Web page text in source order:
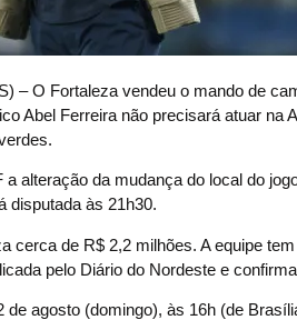
– O Fortaleza vendeu o mando de
Abel Ferreira não precisará atuar
alteração da mudança do local do
disputada às 21h30.
cerca de R$ 2,2 milhões. A equipe
pelo Diário do Nordeste e
de agosto (domingo), às 16h (de